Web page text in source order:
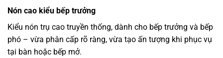
Nón cao kiểu bếp trưởng
Kiểu nón trụ cao truyền thống, dành cho bếp trưởng và bếp
phó – vừa phân cấp rõ ràng, vừa tạo ấn tượng khi phục vụ
tại bàn hoặc bếp mở.